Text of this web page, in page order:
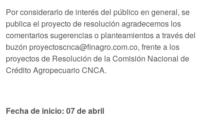
Por considerarlo de interés del público en general, se
publica el proyecto de resolución agradecemos los
comentarios sugerencias o planteamientos a través del
buzón proyectoscnca@finagro.com.co, frente a los
proyectos de Resolución de la Comisión Nacional de
Crédito Agropecuario CNCA.
Fecha de inicio: 07 de abril